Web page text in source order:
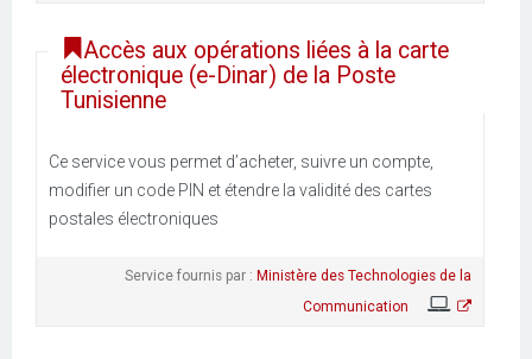
Accès aux opérations liées à la carte
électronique (e-Dinar) de la Poste
Tunisienne
Ce service vous permet d’acheter, suivre un compte,
modifier un code PIN et étendre la validité des cartes
postales électroniques
Service fournis par : Ministère des Technologies de la
Communication